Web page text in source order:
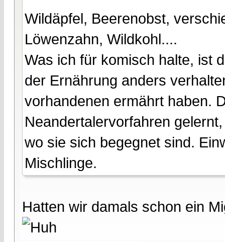
Wildäpfel, Beerenobst,
Löwenzahn, Wildkohl....
Was ich für komisch halte, ist
der Ernährung anders
vorhandenen ermährt haben.
Neandertalervorfahren
wo sie sich begegnet sind.
Mischlinge.
Hatten wir damals schon ein